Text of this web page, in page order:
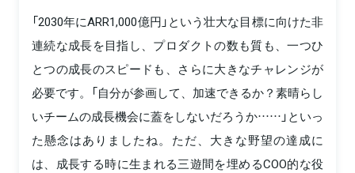
「2030年にARR1,000億円」という壮大な目標に向けた非
連続な成長を目指し、プロダクトの数も質も、一つひ
とつの成長のスピードも、さらに大きなチャレンジが
必要です。「自分が参画して、加速できるか？素晴らし
いチームの成長機会に蓋をしないだろうか……」といっ
た懸念はありましたね。ただ、大きな野望の達成に
は、成長する時に生まれる三遊間を埋めるCOO的な役